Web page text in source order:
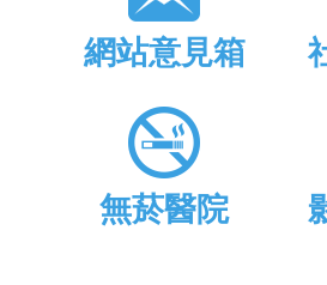
網站意見箱
無菸醫院